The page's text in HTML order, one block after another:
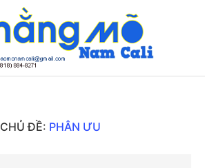
CHỦ ĐỀ: PHÂN ƯU